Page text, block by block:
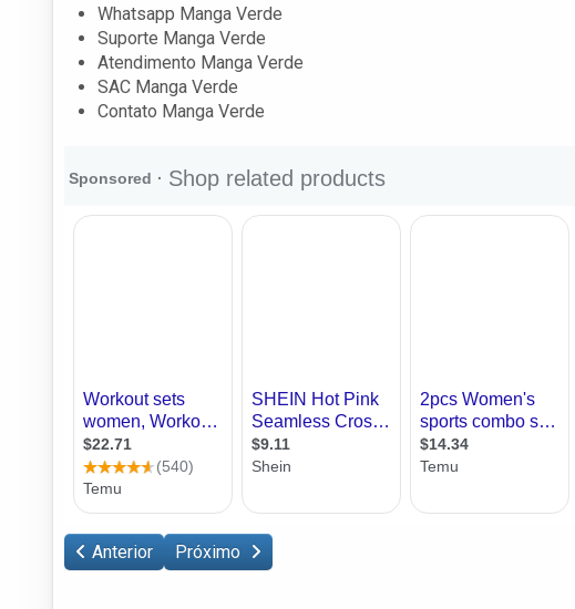
Whatsapp Manga Verde
Suporte Manga Verde
Atendimento Manga Verde
SAC Manga Verde
Contato Manga Verde
Anterior Próximo